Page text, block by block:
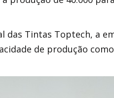
das Tintas Toptech, a
de produção